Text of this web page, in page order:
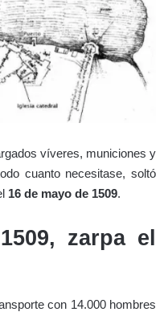
víveres, municiones y
cuanto necesitase, soltó
16 de mayo de 1509.
zarpa el
con 14.000 hombres